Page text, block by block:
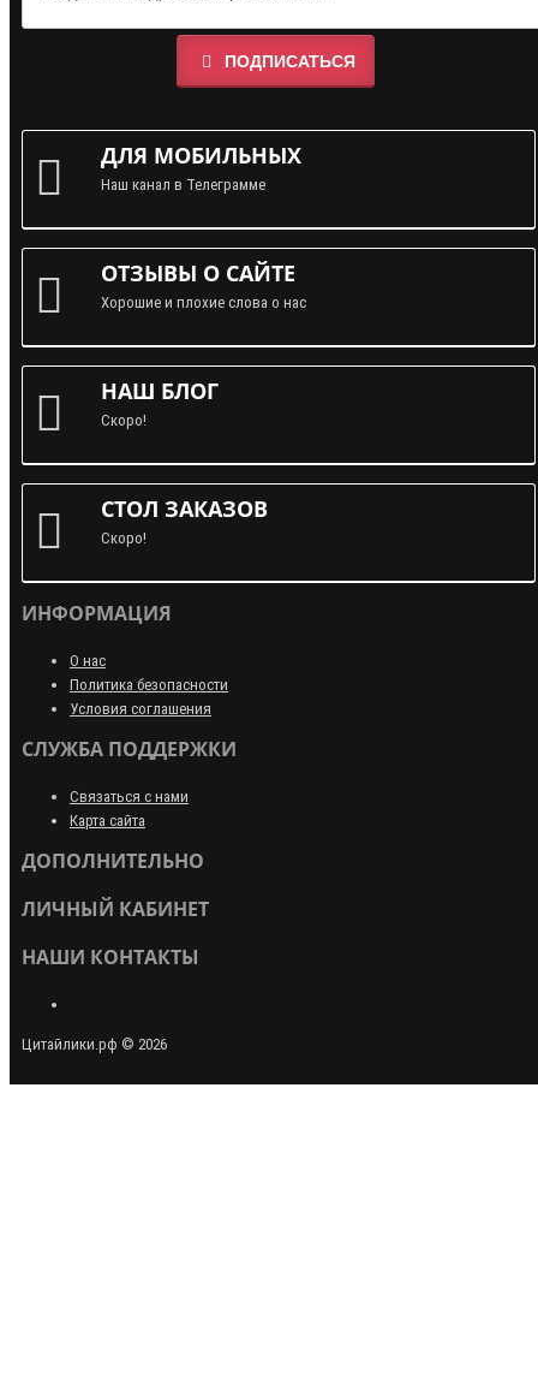
ПОДПИСАТЬСЯ
ДЛЯ МОБИЛЬНЫХ
Наш канал в Телеграмме
ОТЗЫВЫ О САЙТЕ
Хорошие и плохие слова о нас
НАШ БЛОГ
Скоро!
СТОЛ ЗАКАЗОВ
Скоро!
ИНФОРМАЦИЯ
О нас
Политика безопасности
Условия соглашения
СЛУЖБА ПОДДЕРЖКИ
Связаться с нами
Карта сайта
ДОПОЛНИТЕЛЬНО
ЛИЧНЫЙ КАБИНЕТ
НАШИ КОНТАКТЫ
Цитайлики.рф © 2026